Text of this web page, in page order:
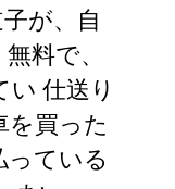
が、自
料で、
仕送り
を買った
ている